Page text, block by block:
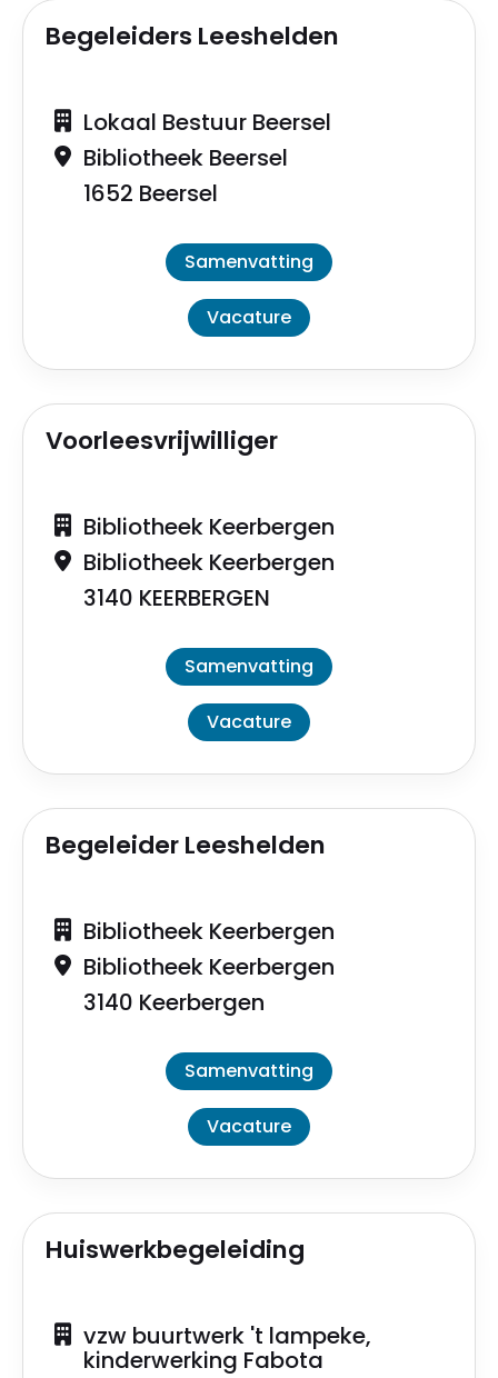
Begeleiders Leeshelden
Lokaal Bestuur Beersel
Bibliotheek Beersel
1652 Beersel
Samenvatting
Vacature
Voorleesvrijwilliger
Bibliotheek Keerbergen
Bibliotheek Keerbergen
3140 KEERBERGEN
Samenvatting
Vacature
Begeleider Leeshelden
Bibliotheek Keerbergen
Bibliotheek Keerbergen
3140 Keerbergen
Samenvatting
Vacature
Huiswerkbegeleiding
vzw buurtwerk 't lampeke,
kinderwerking Fabota